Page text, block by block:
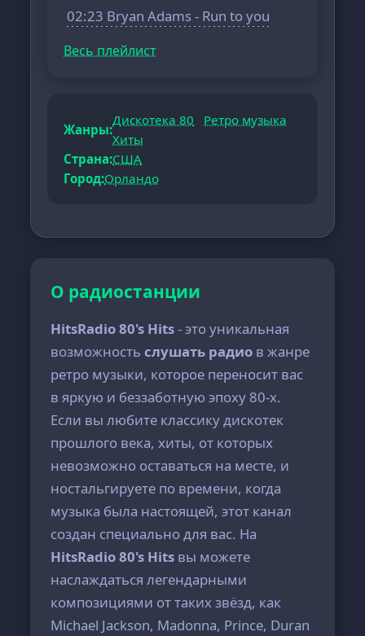
02:23 Bryan Adams - Run to you
Весь плейлист
Жанры:
Дискотека 80
Ретро музыка
Хиты
Страна:США
Город:Орландо
О радиостанции
HitsRadio 80's Hits- это уникальная
возможностьслушать радио в жанре
ретро музыки, которое переносит вас
в яркую и беззаботную эпоху 80-х.
Если вы любите классику дискотек
прошлого века, хиты, от которых
невозможно оставаться на месте, и
ностальгируете по времени, когда
музыка была настоящей, этот канал
создан специально для вас. На
HitsRadio 80's Hits вы можете
наслаждаться легендарными
композициями от таких звёзд, как
Michael Jackson, Madonna, Prince, Duran